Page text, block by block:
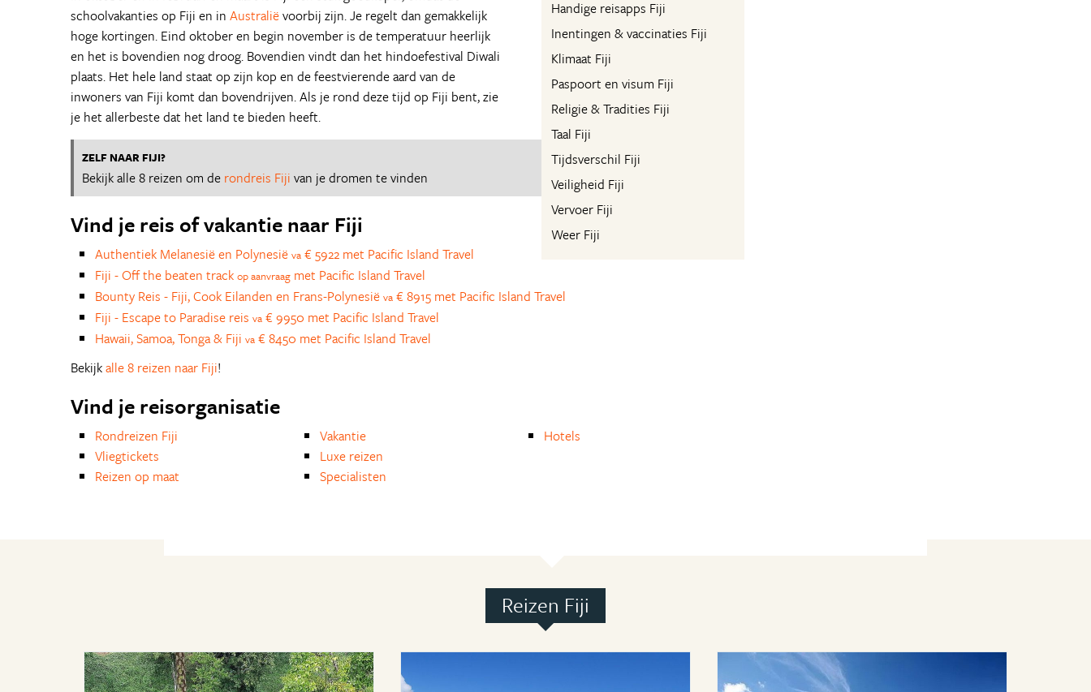
Handige reisapps Fiji
Inentingen & vaccinaties Fiji
Klimaat Fiji
Paspoort en visum Fiji
Religie & Tradities Fiji
Taal Fiji
Tijdsverschil Fiji
Veiligheid Fiji
Vervoer Fiji
Weer Fiji
schoolvakanties op Fiji en in Australiëvoorbij zijn. Je regelt dan gemakkelijk
hoge kortingen. Eind oktober en begin november is de temperatuur heerlijk
en het is bovendien nog droog. Bovendien vindt dan het hindoefestival Diwali
plaats. Het hele land staat op zijn kop en de feestvierende aard van de
inwoners van Fiji komt dan bovendrijven. Als je rond deze tijd op Fiji bent, zie
je het allerbeste dat het land te bieden heeft.
ZELF NAAR FIJI?
Bekijk alle 8 reizen om de rondreis Fiji van je dromen te vinden
Vind je reis of vakantie naar Fiji
Authentiek Melanesië en Polynesië va € 5922 met Pacific Island Travel
Fiji - Off the beaten track op aanvraag met Pacific Island Travel
Bounty Reis - Fiji, Cook Eilanden en Frans-Polynesië va € 8915 met Pacific Island Travel
Fiji - Escape to Paradise reis va € 9950 met Pacific Island Travel
Hawaii, Samoa, Tonga & Fiji va € 8450 met Pacific Island Travel
Bekijkalle 8 reizen naar Fiji!
Vind je reisorganisatie
Rondreizen Fiji
Vliegtickets
Reizen op maat
Vakantie
Luxe reizen
Specialisten
Hotels
Reizen Fiji